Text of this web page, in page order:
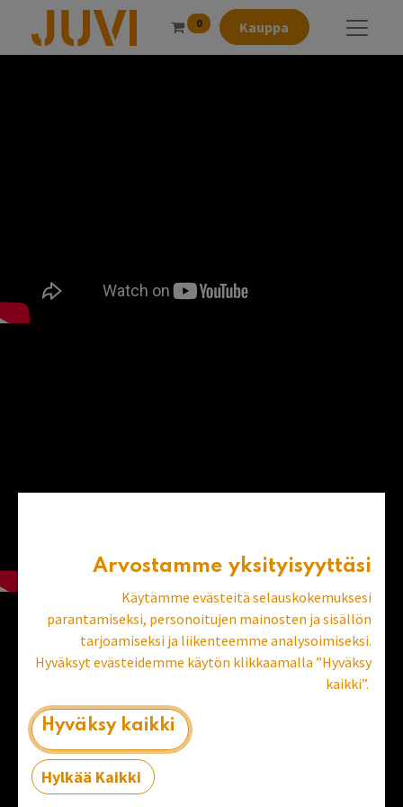
0 Kauppa
Arvostamme yksityisyyttäsi
Käytämme evästeitä selauskokemuksesi
parantamiseksi, personoitujen mainosten ja sisällön
tarjoamiseksi ja liikenteemme analysoimiseksi.
Hyväksyt evästeidemme käytön klikkaamalla ”Hyväksy
kaikki”.
Hyväksy kaikki
Hylkää Kaikki